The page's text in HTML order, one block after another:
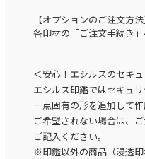
【オプションのご注文方法
各印材の「ご注文手続き
＜安心！エシルスのセキ
エシルス印鑑ではセキュ
一点固有の形を追加して作
ご希望されない場合は、
ご記入ください。
※印鑑以外の商品（浸透